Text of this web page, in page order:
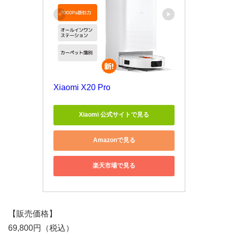
Xiaomi X20 Pro
Xiaomi 公式サイトで見る
Amazonで見る
楽天市場で見る
【販売価格】
69,800円（税込）